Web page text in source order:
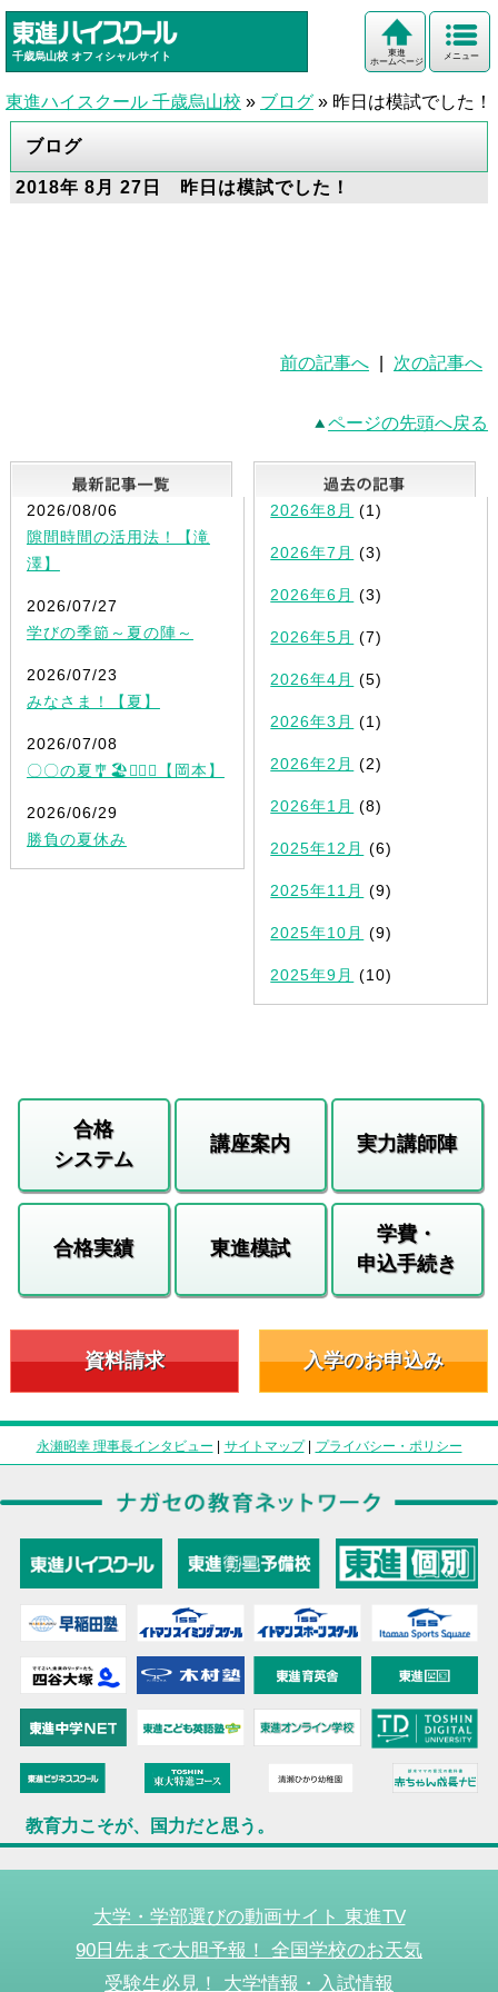
千歳烏山校 オフィシャルサイト メニュー
東進
ホームページ
東進ハイスクール 千歳烏山校 » ブログ » 昨日は模試でした！
ブログ
2018年 8月 27日 昨日は模試でした！
前の記事へ 次の記事へ
ページの先頭へ戻る
最新記事一覧
2026/08/06
隙間時間の活用法！【滝
澤】
2026/07/27
学びの季節～夏の陣～
2026/07/23
みなさま！【夏】
2026/07/08
〇〇の夏🎐🏖✍🏻💡【岡本】
2026/06/29
勝負の夏休み
2026年8月 (1)
2026年7月 (3)
2026年6月 (3)
2026年5月 (7)
2026年4月 (5)
2026年3月 (1)
2026年2月 (2)
2026年1月 (8)
2025年12月 (6)
2025年11月 (9)
2025年10月 (9)
2025年9月 (10)
合格
システム
講座案内 実力講師陣
合格実績 東進模試
学費・
申込手続き
資料請求 入学のお申込み
永瀬昭幸 理事長インタビュー | サイトマップ| プライバシー・ポリシー
教育力こそが、国力だと思う。
大学・学部選びの動画サイト 東進TV
90日先まで大胆予報！ 全国学校のお天気
受験生必見！ 大学情報・入試情報